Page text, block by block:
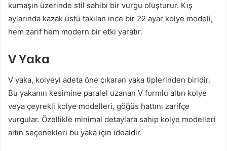
kumaşın üzerinde stil sahibi bir vurgu oluşturur. Kış
aylarında kazak üstü takılan ince bir 22 ayar kolye modeli,
hem zarif hem modern bir etki yaratır.
V Yaka
V yaka, kolyeyi adeta öne çıkaran yaka tiplerinden biridir.
Bu yakanın kesimine paralel uzanan V formlu altın kolye
veya çeyrekli kolye modelleri, göğüs hattını zarifçe
vurgular. Özellikle minimal detaylara sahip kolye modelleri
altın seçenekleri bu yaka için idealdir.